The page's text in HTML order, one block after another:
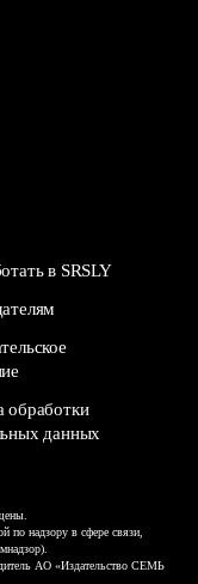
в SRSLY
обработки
данных
по надзору в сфере связи,
АО «Издательство СЕМЬ